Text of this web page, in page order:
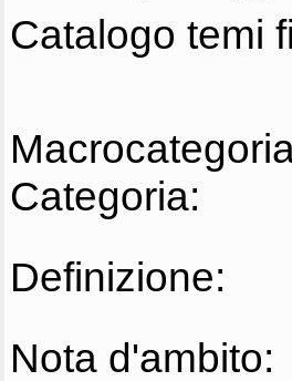
Catalogo temi
Categoria:
Definizione:
Nota d'ambito: